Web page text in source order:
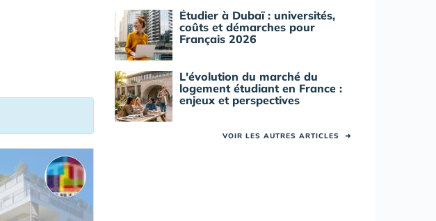
Étudier à Dubaï : universités,
coûts et démarches pour
Français 2026
L'évolution du marché du
logement étudiant en France :
enjeux et perspectives
VOIR LES AUTRES ARTICLES ➜